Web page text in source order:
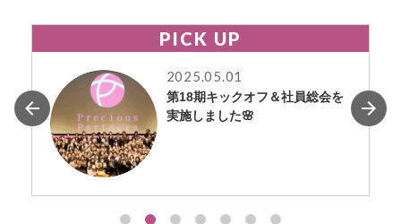
k
PICK UP
2025.05.01
第18期キックオフ＆社員総会を
実施しました🌸